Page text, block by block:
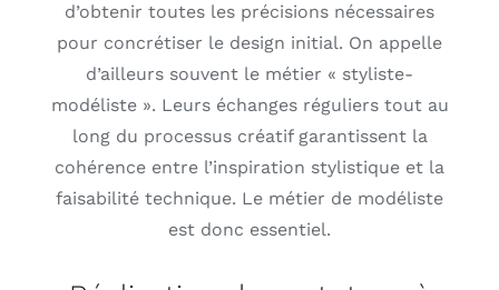
d’obtenir toutes les précisions nécessaires
pour concrétiser le design initial. On appelle
d’ailleurs souvent le métier « styliste-
modéliste ». Leurs échanges réguliers tout au
long du processus créatif garantissent la
cohérence entre l’inspiration stylistique et la
faisabilité technique. Le métier de modéliste
est donc essentiel.